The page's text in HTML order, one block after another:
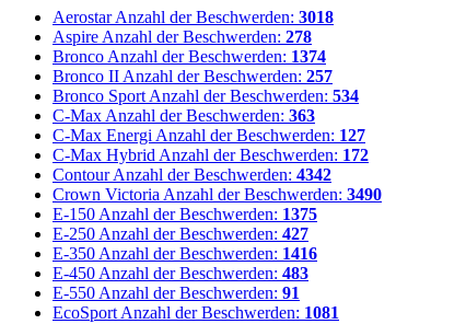
Aerostar Anzahl der Beschwerden: 3018
Aspire Anzahl der Beschwerden: 278
Bronco Anzahl der Beschwerden: 1374
Bronco II Anzahl der Beschwerden: 257
Bronco Sport Anzahl der Beschwerden: 534
C-Max Anzahl der Beschwerden: 363
C-Max Energi Anzahl der Beschwerden: 127
C-Max Hybrid Anzahl der Beschwerden: 172
Contour Anzahl der Beschwerden: 4342
Crown Victoria Anzahl der Beschwerden: 3490
E-150 Anzahl der Beschwerden: 1375
E-250 Anzahl der Beschwerden: 427
E-350 Anzahl der Beschwerden: 1416
E-450 Anzahl der Beschwerden: 483
E-550 Anzahl der Beschwerden: 91
EcoSport Anzahl der Beschwerden: 1081